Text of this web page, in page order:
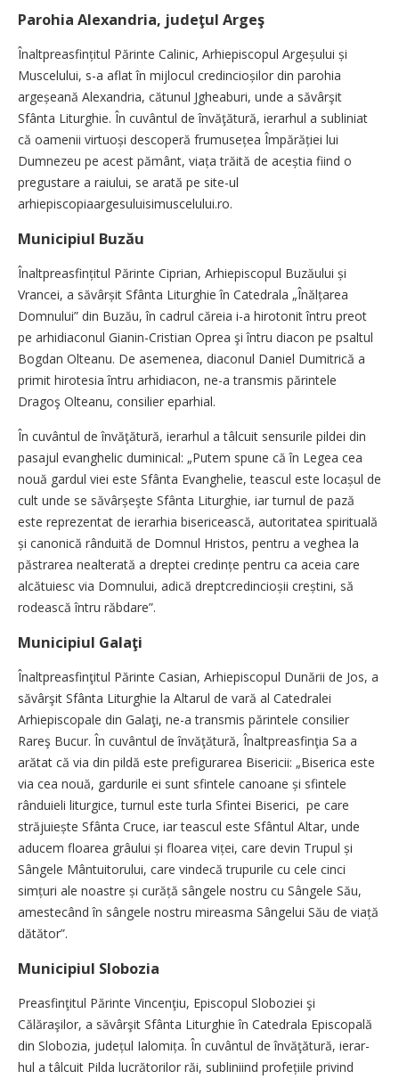
Parohia Alexandria, judeţul Argeş
Înaltpreasfințitul Părinte Calinic, Arhiepiscopul Argeșului și
Muscelului, s-a aflat în mijlocul credincioșilor din parohia
argeșeană Alexandria, cătunul Jgheaburi, unde a săvârşit
Sfânta Liturghie. În cuvântul de învăţătură, ierarhul a subliniat
că oamenii virtuoși descoperă frumusețea Împărăției lui
Dumnezeu pe acest pământ, viața trăită de aceștia fiind o
pregustare a raiului, se arată pe site-ul
arhiepiscopiaargesuluisimuscelului.ro.
Municipiul Buzău
Înaltpreasfințitul Părinte Ciprian, Arhiepiscopul Buzăului și
Vrancei, a săvârșit Sfânta Liturghie în Catedrala „Înălțarea
Domnului” din Buzău, în cadrul căreia i-a hirotonit întru preot
pe arhidiaconul Gianin-Cristian Oprea şi întru diacon pe psaltul
Bogdan Olteanu. De asemenea, diaconul Daniel Dumitrică a
primit hirotesia întru arhidiacon, ne-a transmis părintele
Dragoş Olteanu, consilier eparhial.
În cuvântul de învăţătură, ierarhul a tâlcuit sensurile pildei din
pasajul evanghelic duminical: „Putem spune că în Legea cea
nouă gardul viei este Sfânta Evanghelie, teascul este locașul de
cult unde se săvârșeşte Sfânta Liturghie, iar turnul de pază
este reprezentat de ierarhia bisericească, autoritatea spirituală
și canonică rânduită de Domnul Hristos, pentru a veghea la
păstrarea nealterată a dreptei credințe pentru ca aceia care
alcătuiesc via Domnului, adică dreptcredincioșii creștini, să
rodească întru răbdare”.
Municipiul Galaţi
Înaltpreasfinţitul Părinte Casian, Arhiepiscopul Dunării de Jos, a
săvârşit Sfânta Liturghie la Altarul de vară al Catedralei
Arhiepiscopale din Galaţi, ne-a transmis părintele consilier
Rareş Bucur. În cuvântul de învăţătură, Înaltpreasfinţia Sa a
arătat că via din pildă este prefigurarea Bisericii: „Biserica este
via cea nouă, gardurile ei sunt sfintele canoane și sfintele
rânduieli liturgice, turnul este turla Sfintei Biserici, pe care
străjuiește Sfânta Cruce, iar teascul este Sfântul Altar, unde
aducem floarea grâului și floarea viței, care devin Trupul și
Sângele Mântuitorului, care vindecă trupurile cu cele cinci
simțuri ale noastre și curăță sângele nostru cu Sângele Său,
amestecând în sângele nostru mireasma Sângelui Său de viață
dătător”.
Municipiul Slobozia
Preasfinţitul Părinte Vincenţiu, Episcopul Sloboziei şi
Călăraşilor, a săvârşit Sfânta Liturghie în Catedrala Episcopală
din Slobozia, județul Ialo­mi­ța. În cuvântul de învăţătură, ie­rar­­
hul a tâlcuit Pilda lucrători­lor răi, subliniind pro­­fe­țiile privind